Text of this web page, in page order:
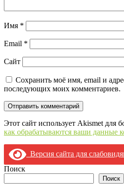
Имя *
Email *
Сайт
Сохранить моё имя, email и
последующих моих комментариев.
Этот сайт использует Akismet для
как обрабатываются ваши данные
Версия сайта для
Поиск
Поиск